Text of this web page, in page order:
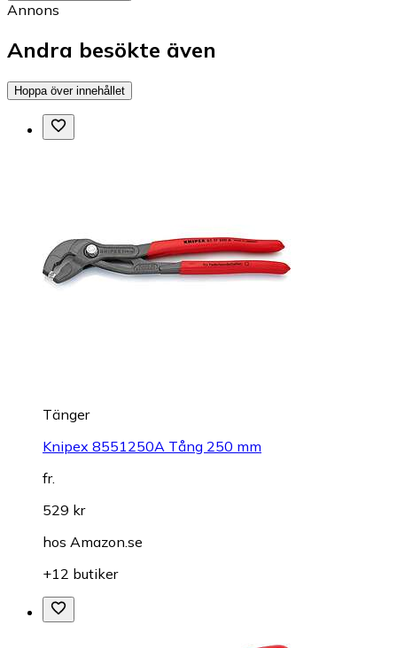
Annons
Andra besökte även
Hoppa över innehållet
Tänger
Knipex 8551250A Tång 250 mm
fr.
529 kr
hos Amazon.se
+12 butiker